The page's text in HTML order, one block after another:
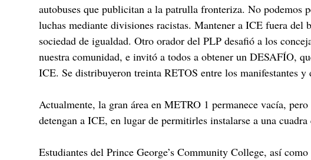
autobuses que publicitan a la patrulla fronteriza. No
luchas mediante divisiones racistas. Mantener a ICE fuera
sociedad de igualdad. Otro orador del PLP desafió a los
nuestra comunidad, e invitó a todos a obtener un DESAFÍO,
ICE. Se distribuyeron treinta RETOS entre los manifestantes y
Actualmente, la gran área en METRO 1 permanece vacía,
detengan a ICE, en lugar de permitirles instalarse a una
Estudiantes del Prince George’s Community College, así